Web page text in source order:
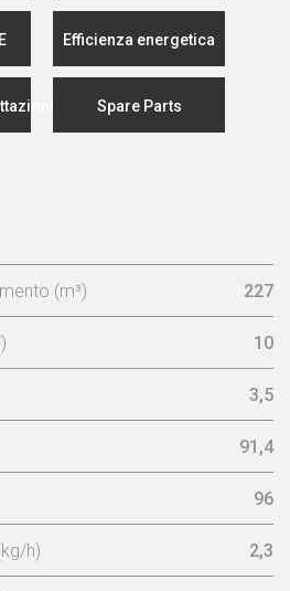
Efficienza energetica
ecocompatibile
Spare Parts
(m³) 227
10
3,5
91,4
96
h) 2,3